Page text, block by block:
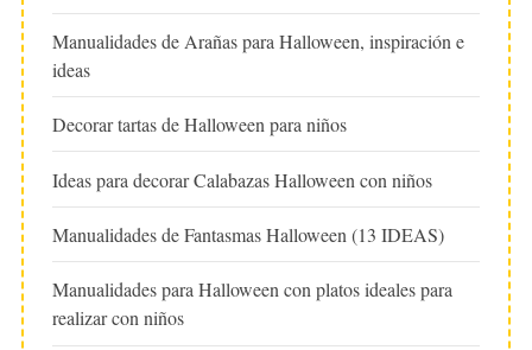
Manualidades de Arañas para Halloween, inspiración e
ideas
Decorar tartas de Halloween para niños
Ideas para decorar Calabazas Halloween con niños
Manualidades de Fantasmas Halloween (13 IDEAS)
Manualidades para Halloween con platos ideales para
realizar con niños